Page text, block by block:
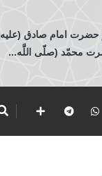
حضرت امام صادق (عليه
محمّد (صلّى اللَّه...